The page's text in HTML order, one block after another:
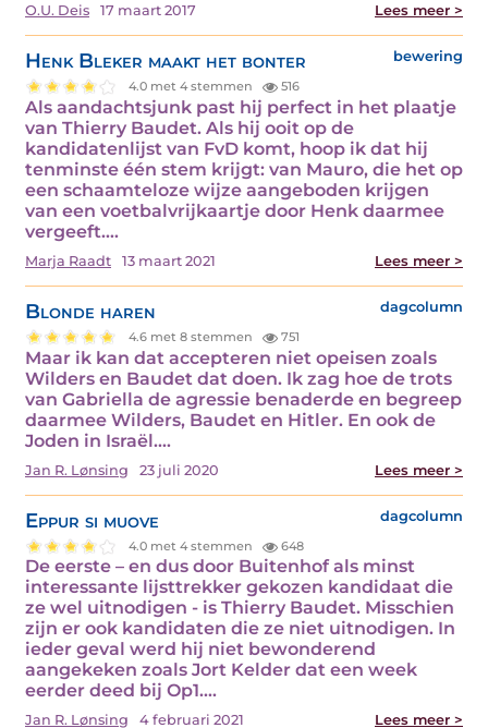
O.U. Deis 17 maart 2017 Lees meer >
Henk Bleker maakt het bonter bewering
4.0 met 4 stemmen 516
Als aandachtsjunk past hij perfect in het plaatje
van Thierry Baudet. Als hij ooit op de
kandidatenlijst van FvD komt, hoop ik dat hij
tenminste één stem krijgt: van Mauro, die het op
een schaamteloze wijze aangeboden krijgen
van een voetbalvrijkaartje door Henk daarmee
vergeeft.…
Marja Raadt 13 maart 2021 Lees meer >
Blonde haren dagcolumn
4.6 met 8 stemmen 751
Maar ik kan dat accepteren niet opeisen zoals
Wilders en Baudet dat doen. Ik zag hoe de trots
van Gabriella de agressie benaderde en begreep
daarmee Wilders, Baudet en Hitler. En ook de
Joden in Israël.…
Jan R. Lønsing 23 juli 2020 Lees meer >
Eppur si muove dagcolumn
4.0 met 4 stemmen 648
De eerste – en dus door Buitenhof als minst
interessante lijsttrekker gekozen kandidaat die
ze wel uitnodigen - is Thierry Baudet. Misschien
zijn er ook kandidaten die ze niet uitnodigen. In
ieder geval werd hij niet bewonderend
aangekeken zoals Jort Kelder dat een week
eerder deed bij Op1.…
Jan R. Lønsing 4 februari 2021 Lees meer >